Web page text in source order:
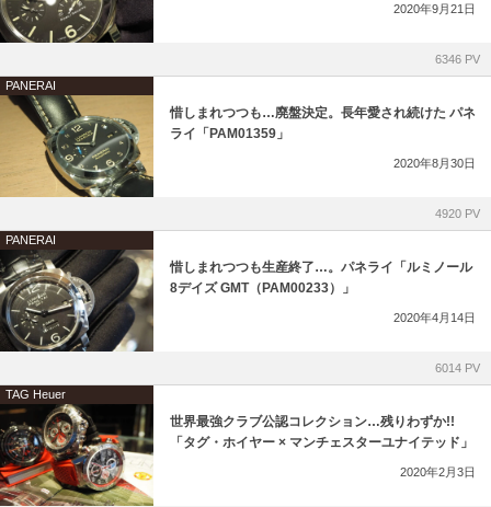
2020年9月21日
6346 PV
PANERAI
惜しまれつつも…廃盤決定。長年愛され続けた パネ
ライ「PAM01359」
2020年8月30日
4920 PV
PANERAI
惜しまれつつも生産終了…。パネライ「ルミノール
8デイズ GMT（PAM00233）」
2020年4月14日
6014 PV
TAG Heuer
世界最強クラブ公認コレクション…残りわずか!!
「タグ・ホイヤー × マンチェスターユナイテッド」
2020年2月3日